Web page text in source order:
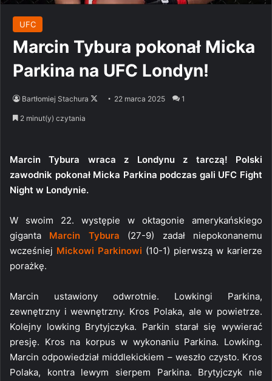
UFC
Marcin Tybura pokonał Micka
Parkina na UFC Londyn!
Bartłomiej Stachura
Follow22 marca 2025 1
2 minut(y) czytania
Marcin Tybura wraca z Londynu z tarczą! Polski
zawodnik pokonał Micka Parkina podczas gali UFC Fight
Night w Londynie.
W swoim 22. występie w oktagonie amerykańskiego
giganta Marcin Tybura (27-9) zadał niepokonanemu
wcześniej Mickowi Parkinowi (10-1) pierwszą w karierze
porażkę.
Marcin ustawiony odwrotnie. Lowkingi Parkina,
zewnętrzny i wewnętrzny. Kros Polaka, ale w powietrze.
Kolejny lowking Brytyjczyka. Parkin starał się wywierać
presję. Kros na korpus w wykonaniu Parkina. Lowking.
Marcin odpowiedział middlekickiem – weszło czysto. Kros
Polaka, kontra lewym sierpem Parkina. Brytyjczyk nie